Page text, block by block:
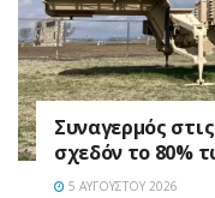
Συναγερμός
σχεδόν το 80%
5 ΑΥΓΟΎΣΤΟΥ 2026